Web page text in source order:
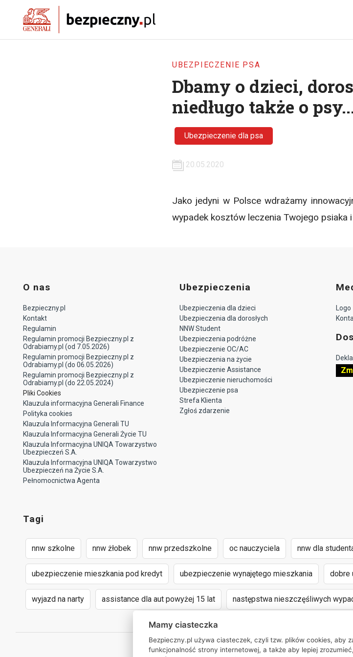
UBEZPIECZENIE PSA
Dbamy o dzieci,
niedługo także o
Ubezpieczenie dla psa
20.05.2020
Jako jedyni w Polsce wdrażamy
wypadek kosztów leczenia Twojego psiaka i
O nas
Bezpieczny.pl
Kontakt
Regulamin
Regulamin promocji Bezpieczny.pl z
Odrabiamy.pl (od 7.05.2026)
Regulamin promocji Bezpieczny.pl z
Odrabiamy.pl (do 06.05.2026)
Regulamin promocji Bezpieczny.pl z
Odrabiamy.pl (do 22.05.2024)
Pliki Cookies
Klauzula informacyjna Generali Finance
Polityka cookies
Klauzula Informacyjna Generali TU
Klauzula Informacyjna Generali Życie TU
Klauzula Informacyjna UNIQA Towarzystwo
Ubezpieczeń S.A.
Klauzula Informacyjna UNIQA Towarzystwo
Ubezpieczeń na Życie S.A.
Pełnomocnictwa Agenta
Ubezpieczenia
Ubezpieczenia dla dzieci
Ubezpieczenia dla dorosłych
NNW Student
Ubezpieczenia podróżne
Ubezpieczenie OC/AC
Ubezpieczenia na życie
Ubezpieczenie Assistance
Ubezpieczenie nieruchomości
Ubezpieczenie psa
Strefa Klienta
Zgłoś zdarzenie
Logo
Tagi
nnw szkolne nnw żłobek nnw przedszkolne oc nauczyciela nnw dla
ubezpieczenie mieszkania pod kredyt ubezpieczenie wynajętego mieszkania dobre
wyjazd na narty assistance dla aut powyżej 15 lat następstwa nieszczęśliwych
Mamy ciasteczka
Bezpieczny.pl używa ciasteczek, czyli tzw. plików cookies, aby
funkcjonalność strony internetowej, a także aby lepiej